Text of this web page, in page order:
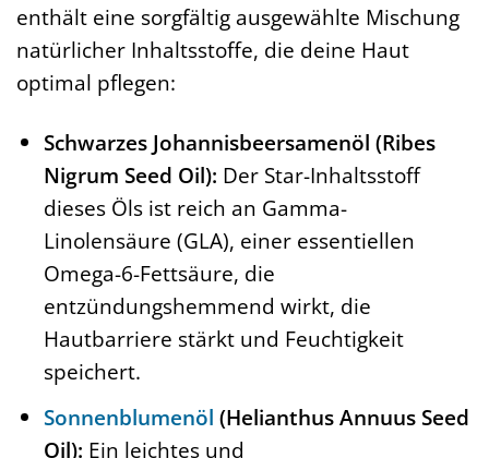
enthält eine sorgfältig ausgewählte Mischung
natürlicher Inhaltsstoffe, die deine Haut
optimal pflegen:
Schwarzes Johannisbeersamenöl (Ribes
Nigrum Seed Oil): Der Star-Inhaltsstoff
dieses Öls ist reich an Gamma-
Linolensäure (GLA), einer essentiellen
Omega-6-Fettsäure, die
entzündungshemmend wirkt, die
Hautbarriere stärkt und Feuchtigkeit
speichert.
Sonnenblumenöl (Helianthus Annuus Seed
Oil): Ein leichtes und